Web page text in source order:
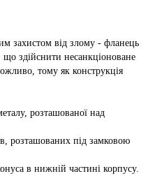
захистом від злому - фланець
здійснити несанкціоноване
тому як конструкція
розташованої над
розташованих під замковою
в нижній частині корпусу.